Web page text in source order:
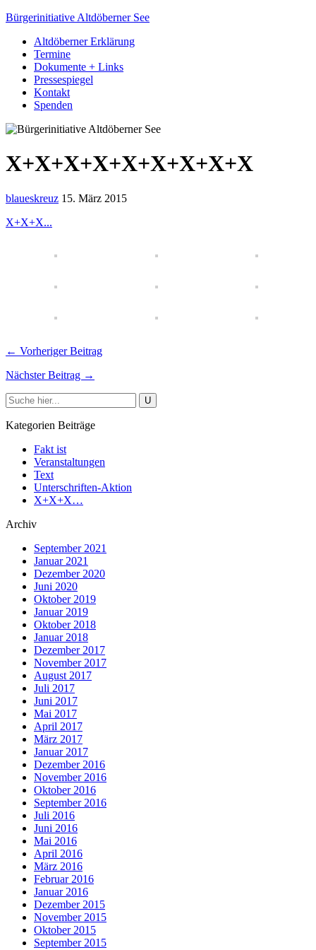
Bürgerinitiative Altdöberner See
Altdöberner Erklärung
Termine
Dokumente + Links
Pressespiegel
Kontakt
Spenden
X+X+X+X+X+X+X+X+X
blaueskreuz 15. März 2015
X+X+X...
← Vorheriger Beitrag
Nächster Beitrag →
Kategorien Beiträge
Fakt ist
Veranstaltungen
Text
Unterschriften-Aktion
X+X+X…
Archiv
September 2021
Januar 2021
Dezember 2020
Juni 2020
Oktober 2019
Januar 2019
Oktober 2018
Januar 2018
Dezember 2017
November 2017
August 2017
Juli 2017
Juni 2017
Mai 2017
April 2017
März 2017
Januar 2017
Dezember 2016
November 2016
Oktober 2016
September 2016
Juli 2016
Juni 2016
Mai 2016
April 2016
März 2016
Februar 2016
Januar 2016
Dezember 2015
November 2015
Oktober 2015
September 2015